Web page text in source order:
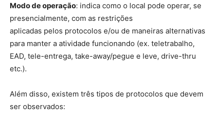
Modo de operação: indica como o local pode operar, se
presencialmente, com as restrições
aplicadas pelos protocolos e/ou de maneiras alternativas
para manter a atividade funcionando (ex. teletrabalho,
EAD, tele-entrega, take-away/pegue e leve, drive-thru
etc.).
Além disso, existem três tipos de protocolos que devem
ser observados: